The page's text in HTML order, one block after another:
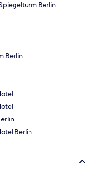
Berlin
Berlin
Berlin